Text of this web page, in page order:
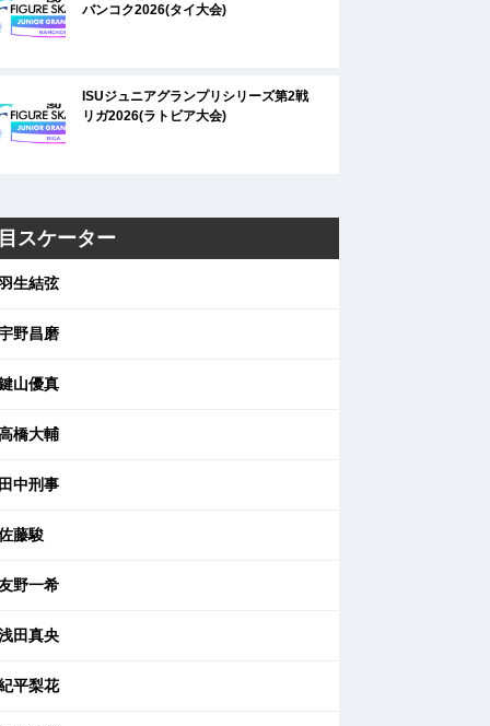
バンコク2026(タイ大会)
ISUジュニアグランプリシリーズ第2戦
リガ2026(ラトビア大会)
スケーター
生結弦
野昌磨
山優真
橋大輔
中刑事
藤駿
野一希
田真央
平梨花